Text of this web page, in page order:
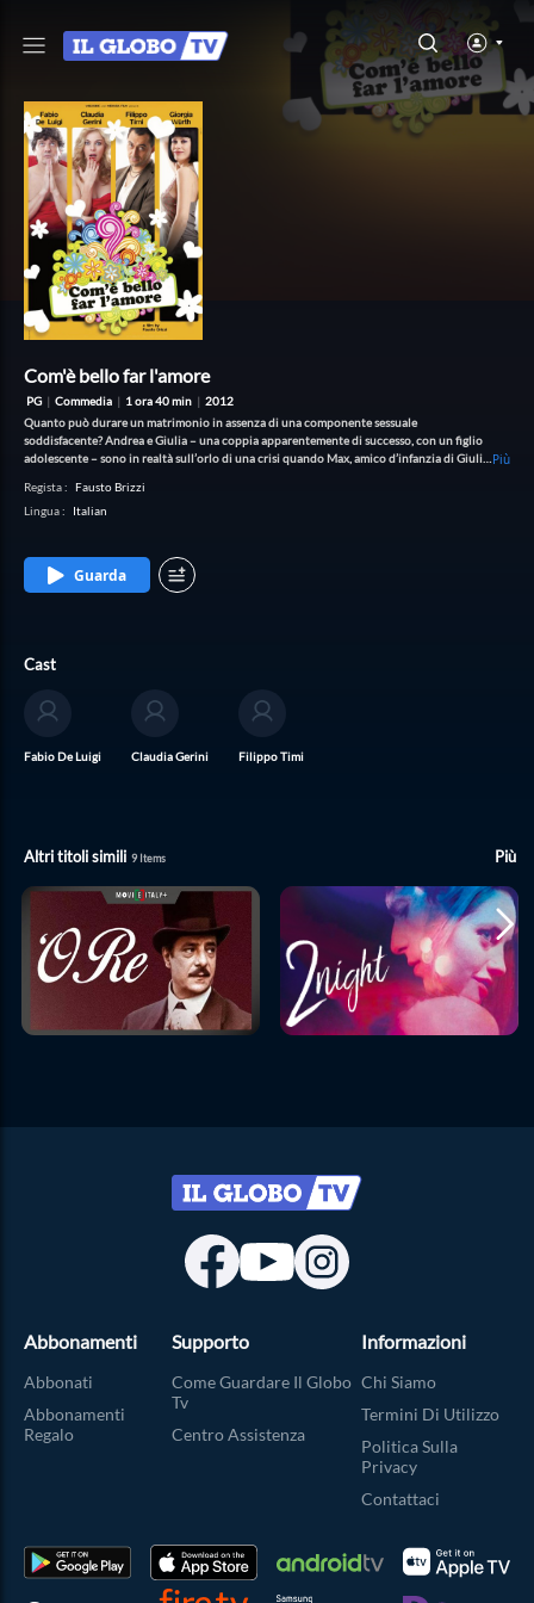
Com'è bello far l'amore
PG | Commedia | 1 ora 40 min | 2012
Quanto può durare un matrimonio in assenza di una componente sessuale
soddisfacente? Andrea e Giulia – una coppia apparentemente di successo, con un figlio
adolescente – sono in realtà sull’orlo di una crisi quando Max, amico d’infanzia di Giulia,
basati sulla propria esperienza erotica, ravvivando l’intera famiglia e scuotendola dalla
sua pigra e monotona routine.
Più
Regista: Fausto Brizzi
Lingua: Italian
Guarda
Cast
Fabio De Luigi Claudia Gerini Filippo Timi
Altri titoli simili 9Items Più
Abbonamenti
Abbonati
Abbonamenti
Regalo
Supporto
Come Guardare Il Globo
Tv
Centro Assistenza
Informazioni
Chi Siamo
Termini Di Utilizzo
Politica Sulla
Privacy
Contattaci